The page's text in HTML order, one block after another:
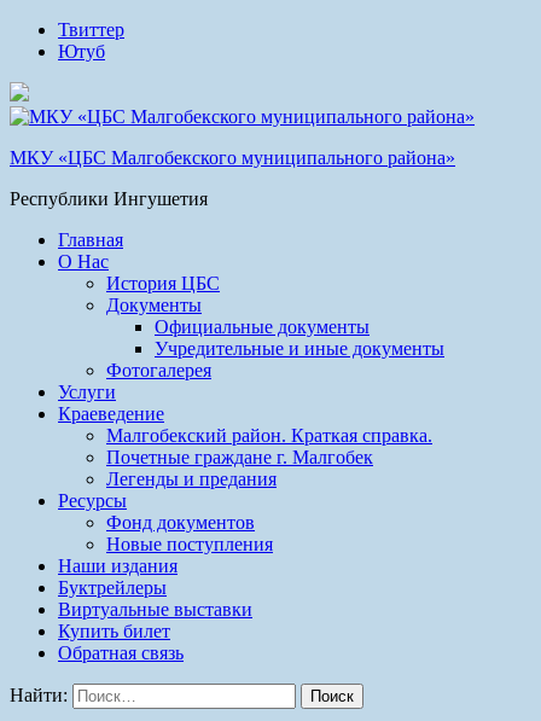
Твиттер
Ютуб
МКУ «ЦБС Малгобекского муниципального района»
Республики Ингушетия
Главная
О Нас
История ЦБС
Документы
Официальные документы
Учредительные и иные документы
Фотогалерея
Услуги
Краеведение
Малгобекский район. Краткая справка.
Почетные граждане г. Малгобек
Легенды и предания
Ресурсы
Фонд документов
Новые поступления
Наши издания
Буктрейлеры
Виртуальные выставки
Купить билет
Обратная связь
Найти: